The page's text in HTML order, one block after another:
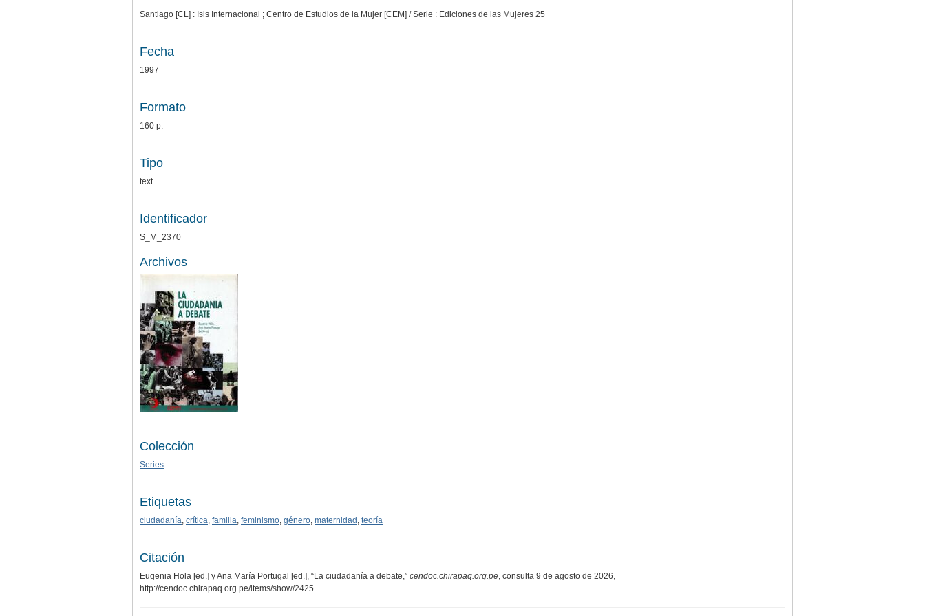
Santiago [CL] : Isis Internacional ; Centro de Estudios de la Mujer [CEM] / Serie : Ediciones de las Mujeres 25
Fecha
1997
Formato
160 p.
Tipo
text
Identificador
S_M_2370
Archivos
Colección
Series
Etiquetas
ciudadanía crítica familia feminismo género maternidad teoría
Citación
Eugenia Hola [ed.] y Ana María Portugal [ed.], “La ciudadanía a debate,” cendoc.chirapaq.org.pe , consulta 9 de agosto de 2026,
http://cendoc.chirapaq.org.pe/items/show/2425